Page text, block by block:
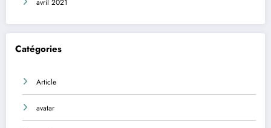
Catégories
Article
avatar